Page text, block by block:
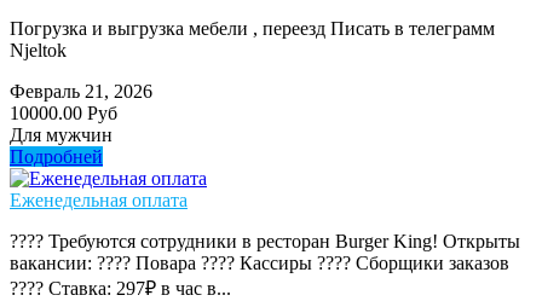
Погрузка и выгрузка мебели , переезд Писать в телеграмм
Njeltok
Февраль 21, 2026
10000.00 Руб
Для мужчин
Подробней
Еженедельная оплата
???? Требуются сотрудники в ресторан Burger King! Открыты
вакансии: ???? Повара ???? Кассиры ???? Сборщики заказов
???? Ставка: 297₽ в час в...